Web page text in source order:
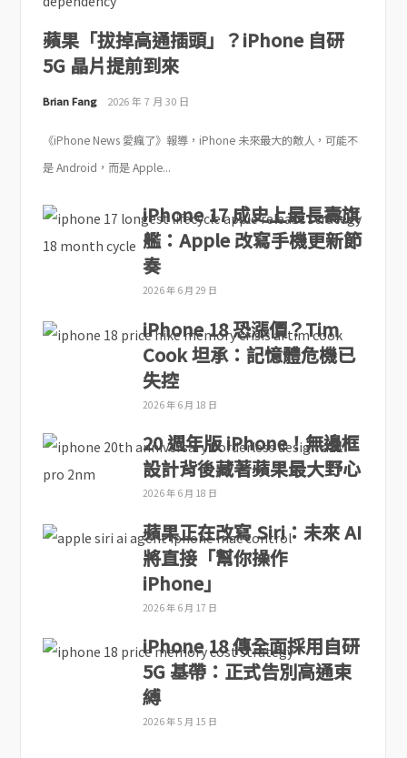
蘋果「拔掉高通插頭」？iPhone 自研
5G 晶片提前到來
Brian Fang 2026 年 7 月 30 日
《iPhone News 愛瘋了》報導，iPhone 未來最大的敵人，可能不
是 Android，而是 Apple...
iPhone 17 成史上最長壽旗
艦：Apple 改寫手機更新節
奏
2026 年 6 月 29 日
iPhone 18 恐漲價？Tim
Cook 坦承：記憶體危機已
失控
2026 年 6 月 18 日
20 週年版 iPhone！無邊框
設計背後藏著蘋果最大野心
2026 年 6 月 18 日
蘋果正在改寫 Siri：未來 AI
將直接「幫你操作
iPhone」
2026 年 6 月 17 日
iPhone 18 傳全面採用自研
5G 基帶：正式告別高通束
縛
2026 年 5 月 15 日